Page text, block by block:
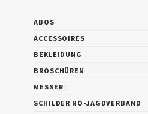
ABOS
ACCESSOIRES
BEKLEIDUNG
BROSCHÜREN
MESSER
SCHILDER NÖ-JAGDVERBAND